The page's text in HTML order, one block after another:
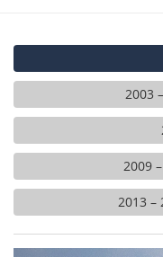
2003
2009
2013 –